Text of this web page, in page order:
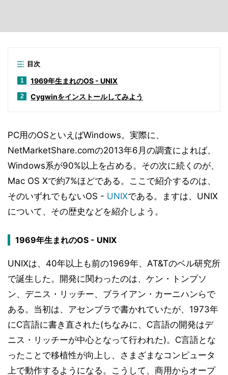
目次
1 1969年生まれのOS - UNIX
2 Cygwinをインストールしてみよう
PC用のOSといえばWindows。実際に、
NetMarketShare.comの2013年6月の調査によれば、
Windows系が90%以上を占める。その次に続くのが、
Mac OS Xで約7%ほどである。ここで紹介するのは、
そのいずれでもないOS - UNIXである。ますは、UNIX
について、その歴史などを紹介しよう。
1969年生まれのOS - UNIX
UNIXは、40年以上も前の1969年、AT&Tのベル研究所
で誕生した。開発に関わったのは、ケン・トンプソ
ン、デニス・リッチー、ブライアン・カーニハンらで
ある。当初は、アセンブラで書かれていたが、1973年
にC言語に書き直された(ちなみに、C言語の開発はデ
ニス・リッチーが中心となって行われた)。C言語とな
ったことで移植性が向上し、さまざまなコンピュータ
上で動作するようになる。こうして、商用からオープ